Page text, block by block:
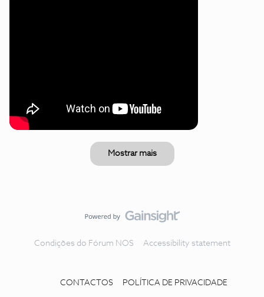
Mostrar mais
Condições do Fórum NOS Accessibility statement
CONTACTOS POLÍTICA DE PRIVACIDADE